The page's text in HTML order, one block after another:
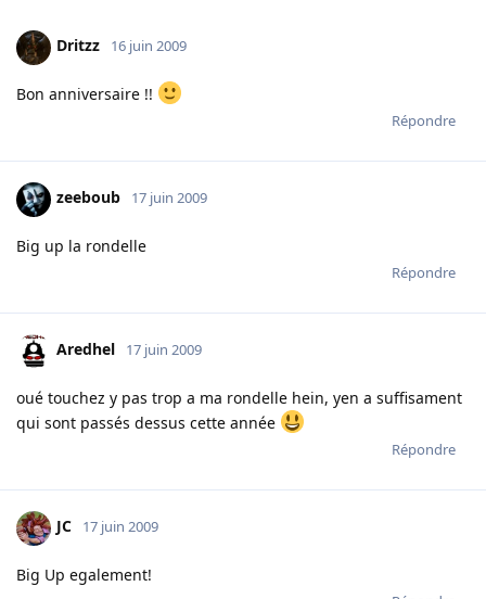
Dritzz 16 juin 2009
Bon anniversaire !!
Répondre
zeeboub 17 juin 2009
Big up la rondelle
Répondre
Aredhel 17 juin 2009
oué touchez y pas trop a ma rondelle hein, yen a suffisament
qui sont passés dessus cette année
Répondre
JC 17 juin 2009
Big Up egalement!